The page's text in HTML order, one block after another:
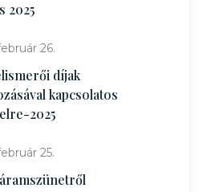
2025
26.
díjak
kapcsolatos
2025
25.